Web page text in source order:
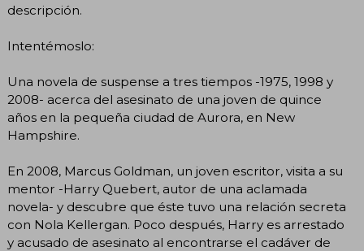
descripción.
Intentémoslo:
Una novela de suspense a tres tiempos -1975, 1998 y
2008- acerca del asesinato de una joven de quince
años en la pequeña ciudad de Aurora, en New
Hampshire.
En 2008, Marcus Goldman, un joven escritor, visita a su
mentor -Harry Quebert, autor de una aclamada
novela- y descubre que éste tuvo una relación secreta
con Nola Kellergan. Poco después, Harry es arrestado
y acusado de asesinato al encontrarse el cadáver de